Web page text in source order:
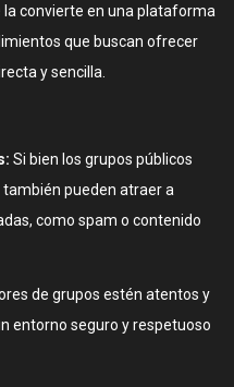
convierte en una plataforma
que buscan ofrecer
y sencilla.
Si bien los grupos públicos
pueden atraer a
como spam o contenido
de grupos estén atentos y
entorno seguro y respetuoso